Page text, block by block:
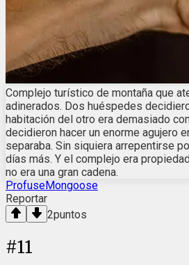
Complejo turístico de montaña que
adinerados. Dos huéspedes
habitación del otro era demasiado
decidieron hacer un enorme agujero
separaba. Sin siquiera arrepentirse
días más. Y el complejo era
no era una gran cadena.
ProfuseMongoose
Reportar
2puntos
#11